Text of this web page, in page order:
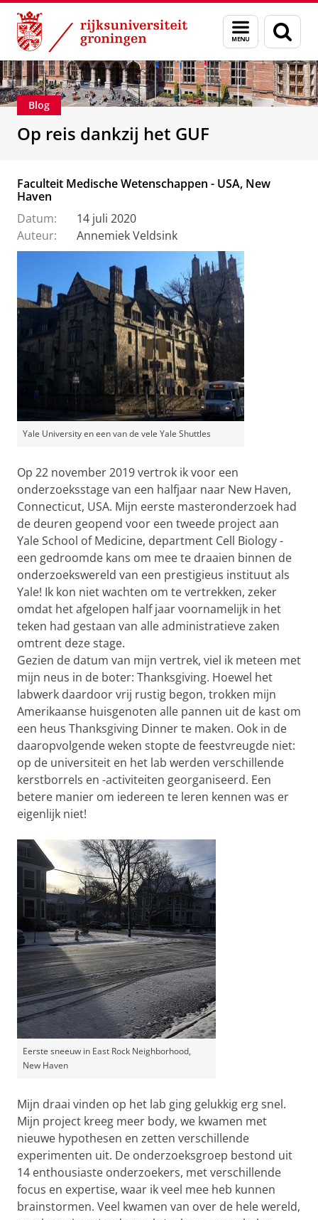
Skip
Content
Skip
Navigation
Menu
en
zoeken
Alumni Stichting Groninger Universiteitsfonds
Blog
Op reis dankzij het GUF
Faculteit Medische Wetenschappen - USA, New
Haven
Datum:
14 juli 2020
Auteur:
Annemiek Veldsink
Yale University en een van de vele Yale Shuttles
Op 22 november 2019 vertrok ik voor een
onderzoeksstage van een halfjaar naar New Haven,
Connecticut, USA. Mijn eerste masteronderzoek had
de deuren geopend voor een tweede project aan
Yale School of Medicine, department Cell Biology -
een gedroomde kans om mee te draaien binnen de
onderzoekswereld van een prestigieus instituut als
Yale! Ik kon niet wachten om te vertrekken, zeker
omdat het afgelopen half jaar voornamelijk in het
teken had gestaan van alle administratieve zaken
omtrent deze stage.
Gezien de datum van mijn vertrek, viel ik meteen met
mijn neus in de boter: Thanksgiving. Hoewel het
labwerk daardoor vrij rustig begon, trokken mijn
Amerikaanse huisgenoten alle pannen uit de kast om
een heus Thanksgiving Dinner te maken. Ook in de
daaropvolgende weken stopte de feestvreugde niet:
op de universiteit en het lab werden verschillende
kerstborrels en -activiteiten georganiseerd. Een
betere manier om iedereen te leren kennen was er
eigenlijk niet!
Eerste sneeuw in East Rock Neighborhood,
New Haven
Mijn draai vinden op het lab ging gelukkig erg snel.
Mijn project kreeg meer body, we kwamen met
nieuwe hypothesen en zetten verschillende
experimenten uit. De onderzoeksgroep bestond uit
14 enthousiaste onderzoekers, met verschillende
focus en expertise, waar ik veel mee heb kunnen
brainstormen. Veel kwamen van over de hele wereld,